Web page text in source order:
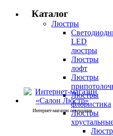
Каталог
Люстры
LED
люстры
Люстры
лофт
Люстры
Люстры
флористика
Люстры
Интернет-магазин освещения